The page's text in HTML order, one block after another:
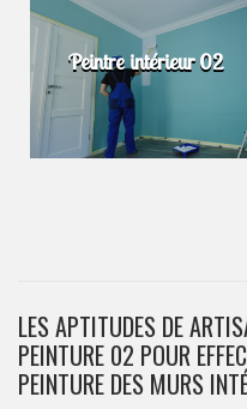
Peintre intérieur 02
LES APTITUDES DE
PEINTURE 02 POUR
PEINTURE DES MURS